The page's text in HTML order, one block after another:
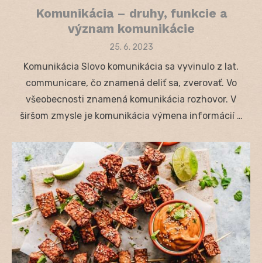
Komunikácia – druhy, funkcie a
význam komunikácie
Posted
25. 6. 2023
Komunikácia Slovo komunikácia sa vyvinulo z lat.
communicare, čo znamená deliť sa, zverovať. Vo
všeobecnosti znamená komunikácia rozhovor. V
širšom zmysle je komunikácia výmena informácií …